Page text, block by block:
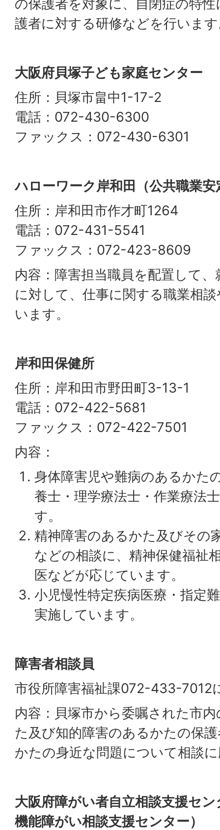
の保護者を対象に、自閉症の特
護者に対する研修などを行いま
大阪府貝塚子ども家庭センター
住所：貝塚市畠中1-17-2
電話：072-430-6300
ファックス：072-430-6301
ハローワーク岸和田（公共職業
住所：岸和田市作才町1264
電話：072-431-5541
ファックス：072-423-8609
内容：障害担当職員を配置して
に対して、仕事に関する職業相
います。
岸和田保健所
住所：岸和田市野田町3-13-1
電話：072-422-5681
ファックス：072-422-7501
内容：
身体障害児や難病のあるかた
養士・理学療法士・作業療法
す。
精神障害のあるかた及びその
などの相談に、精神保健福祉
医などが応じています。
小児慢性特定疾病医療・指定
実施しています。
障害者相談員
市役所障害福祉課072-433-7012
内容：貝塚市から委嘱された市
た及び知的障害のあるかたの保
かたの身近な問題について相談
大阪府障がい者自立相談支援セ
機能障がい相談支援センター）